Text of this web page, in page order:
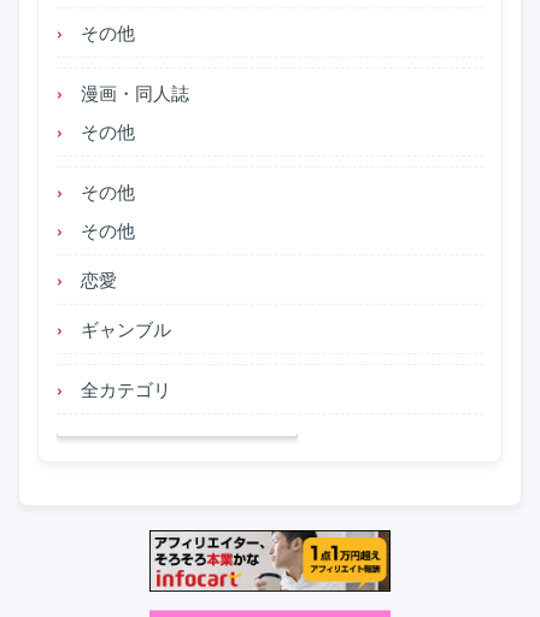
その他
漫画・同人誌
その他
その他
その他
恋愛
ギャンブル
全カテゴリ